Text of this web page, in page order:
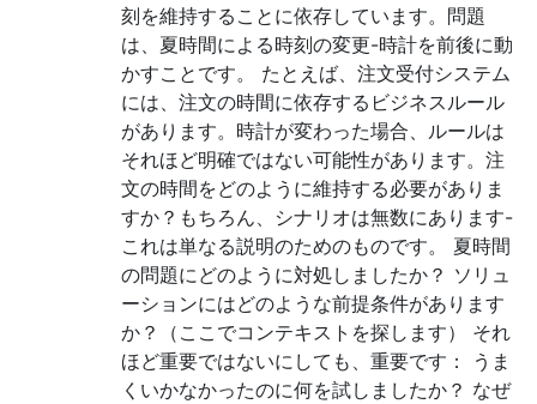
刻を維持することに依存しています。問題
は、夏時間による時刻の変更-時計を前後に動
かすことです。 たとえば、注文受付システム
には、注文の時間に依存するビジネスルール
があります。時計が変わった場合、ルールは
それほど明確ではない可能性があります。注
文の時間をどのように維持する必要がありま
すか？もちろん、シナリオは無数にあります-
これは単なる説明のためのものです。 夏時間
の問題にどのように対処しましたか？ ソリュ
ーションにはどのような前提条件があります
か？（ここでコンテキストを探します） それ
ほど重要ではないにしても、重要です： うま
くいかなかったのに何を試しましたか？ なぜ